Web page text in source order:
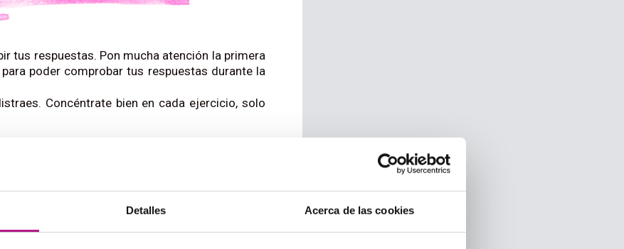
Detalles Acerca de las cookies
tus respuestas. Pon mucha atención la primera
poder comprobar tus respuestas durante la
Concéntrate bien en cada ejercicio, solo
aparición de acentos. Donde en B1 casi todos
y australianos, entre otros. La mejor